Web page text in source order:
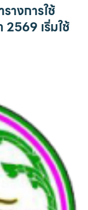
างการใช้
2569 เริ่มใช้